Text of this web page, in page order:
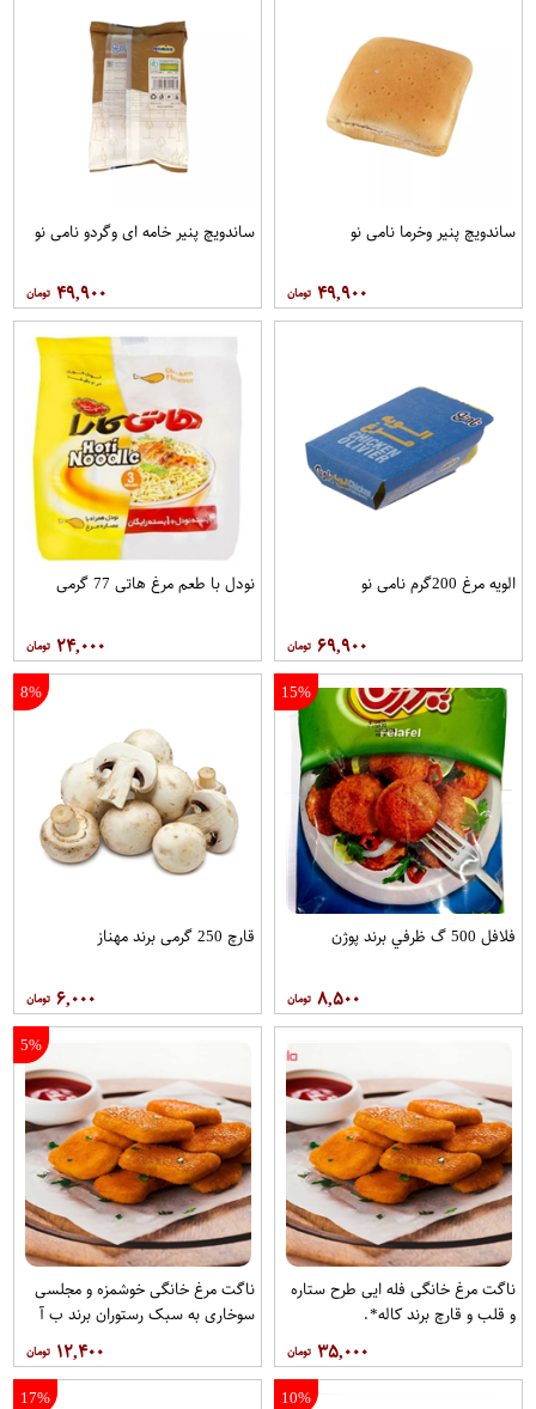
ساندویچ پنیر وخرما نامی نو
۴۹,۹۰۰
ساندویچ پنیر خامه ای وگردو نامی نو
۴۹,۹۰۰
الویه مرغ 200گرم نامی نو
۶۹,۹۰۰
نودل با طعم مرغ هاتی 77 گرمی
۲۴,۰۰۰
15%
فلافل 500 گ ظرفي برند پوژن
۸,۵۰۰
8%
قارچ 250 گرمی برند مهناز
۶,۰۰۰
ناگت مرغ خانگی فله ایی طرح ستاره
و قلب و قارچ برند کاله*.
۳۵,۰۰۰
5%
ناگت مرغ خانگی خوشمزه و مجلسی
سوخاری به سبک رستوران برند ب آ
۱۲,۴۰۰
10%
17%